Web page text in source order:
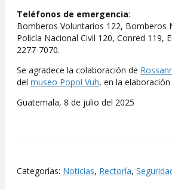
Teléfonos de emergencia:
Bomberos Voluntarios 122, Bomberos
Policía Nacional Civil 120, Conred 119,
2277-7070.
Se agradece la colaboración de
del museo Popol Vuh, en la
Guatemala, 8 de julio del 2025
Categorías: Noticias, Rectoría,